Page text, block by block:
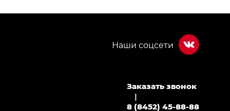
— GX PREMIUM, Джи Эти — GT, Джи Эль —
Заказать звонок
|
8 (8452) 45-88-88